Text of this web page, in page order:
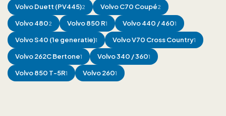
VolvoDuett (PV445)2 VolvoC70 Coupé2
Volvo4802 Volvo850 R1 Volvo440 / 4601
VolvoS40 (1e generatie)1 VolvoV70 Cross Country1
Volvo262C Bertone1 Volvo340 / 3601
Volvo850 T-5R1 Volvo2601